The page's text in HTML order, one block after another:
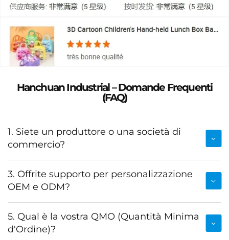
Hanchuan Industrial – Domande Frequenti
(FAQ)
1. Siete un produttore o una società di
commercio?
3. Offrite supporto per personalizzazione
OEM e ODM?
5. Qual è la vostra QMO (Quantità Minima
d'Ordine)?